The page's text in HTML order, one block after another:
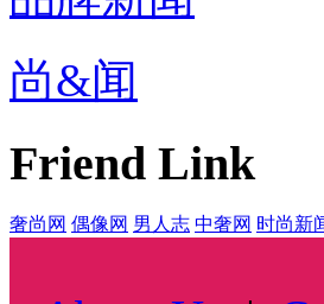
尚&闻
Friend Link
奢尚网 偶像网 男人志 中奢网 时尚新